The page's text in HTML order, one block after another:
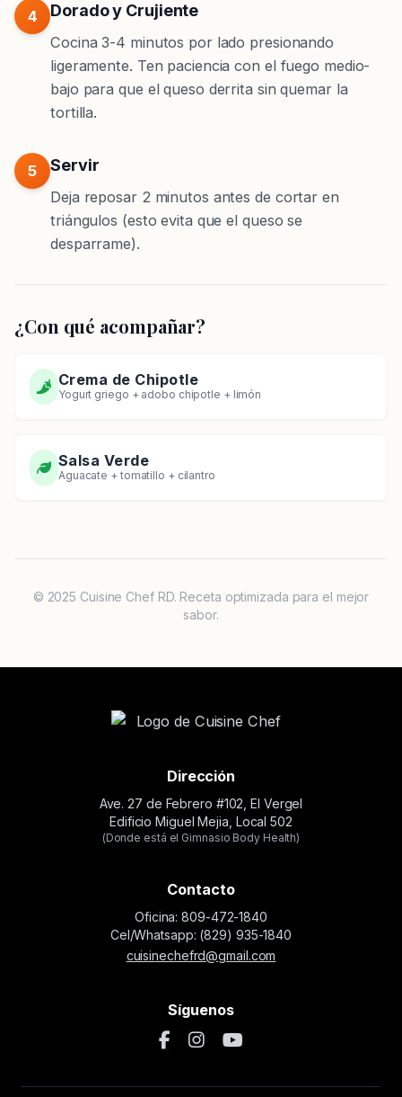
4 Dorado y Crujiente
Cocina 3-4 minutos por lado presionando
ligeramente. Ten paciencia con el fuego medio-
bajo para que el queso derrita sin quemar la
tortilla.
5 Servir
Deja reposar 2 minutos antes de cortar en
triángulos (esto evita que el queso se
desparrame).
¿Con qué acompañar?
Crema de Chipotle
Yogurt griego + adobo chipotle + limón
Salsa Verde
Aguacate + tomatillo + cilantro
© 2025 Cuisine Chef RD. Receta optimizada para el mejor
sabor.
Dirección
Ave. 27 de Febrero #102, El Vergel
Edificio Miguel Mejia, Local 502
(Donde está el Gimnasio Body Health)
Contacto
Oficina: 809-472-1840
Cel/Whatsapp: (829) 935-1840
cuisinechefrd@gmail.com
Síguenos